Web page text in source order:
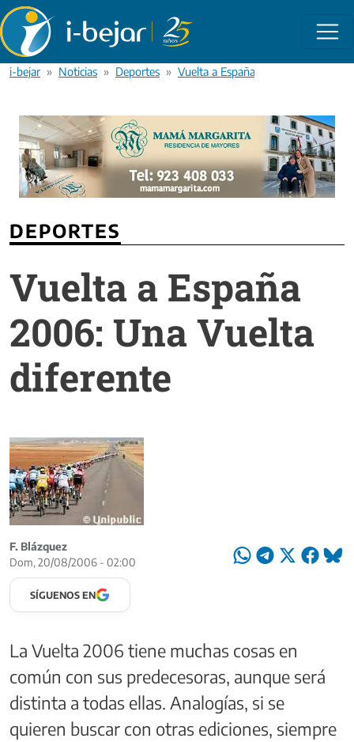
Pasar al contenido principal
i-bejar Noticias Deportes Vuelta a España 2006: Una Vuelta
DEPORTES
Vuelta a España
2006: Una Vuelta
diferente
F. Blázquez
Dom, 20/08/2006 - 02:00
SÍGUENOS EN
La Vuelta 2006 tiene muchas cosas en
común con sus predecesoras, aunque será
distinta a todas ellas. Analogías, si se
quieren buscar con otras ediciones, siempre